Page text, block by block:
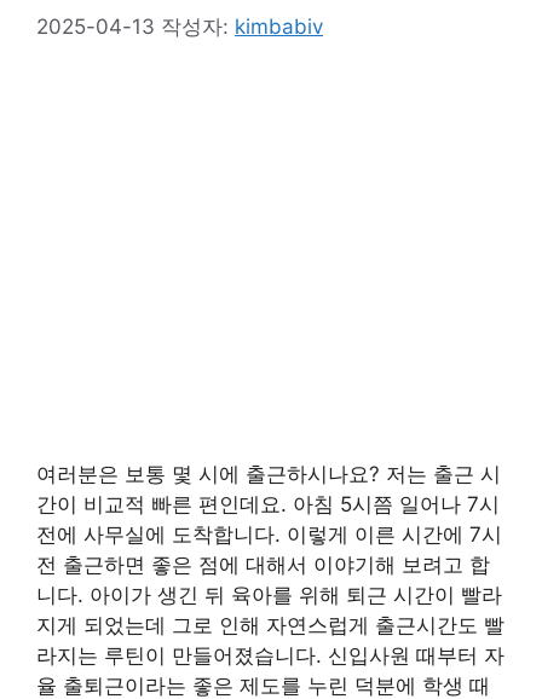
2025-04-13 작성자: kimbabiv
여러분은 보통 몇 시에 출근하시나요? 저는 출근 시
간이 비교적 빠른 편인데요. 아침 5시쯤 일어나 7시
전에 사무실에 도착합니다. 이렇게 이른 시간에 7시
전 출근하면 좋은 점에 대해서 이야기해 보려고 합
니다. 아이가 생긴 뒤 육아를 위해 퇴근 시간이 빨라
지게 되었는데 그로 인해 자연스럽게 출근시간도 빨
라지는 루틴이 만들어졌습니다. 신입사원 때부터 자
율 출퇴근이라는 좋은 제도를 누린 덕분에 학생 때